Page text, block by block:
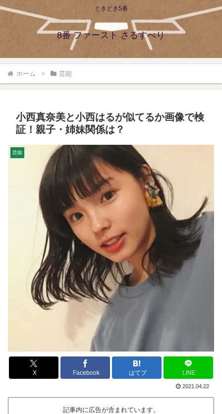
ときどき5番
8番 ファースト さるすべり
ホーム 芸能
小西真奈美と小西はるが似てるか画像で検
証！親子・姉妹関係は？
芸能
X Facebook はてブ LINE
2021.04.22
記事内に広告が含まれています。